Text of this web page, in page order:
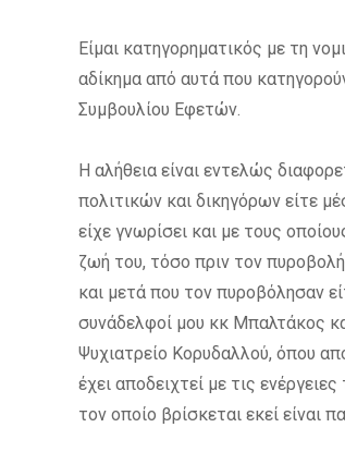
Είμαι κατηγορηματικός με τη
αδίκημα από αυτά που
Συμβουλίου Εφετών.
Η αλήθεια είναι εντελώς
πολιτικών και δικηγόρων είτε
είχε γνωρίσει και με τους
ζωή του, τόσο πριν τον
και μετά που τον πυροβόλησαν
συνάδελφοί μου κκ Μπαλτάκος
Ψυχιατρείο Κορυδαλλού, όπου
έχει αποδειχτεί με τις
τον οποίο βρίσκεται εκεί είναι